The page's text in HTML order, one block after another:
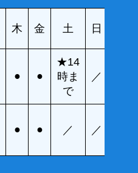
木 金 土 日
● ●
★14
時ま
で
／
● ● ／ ／